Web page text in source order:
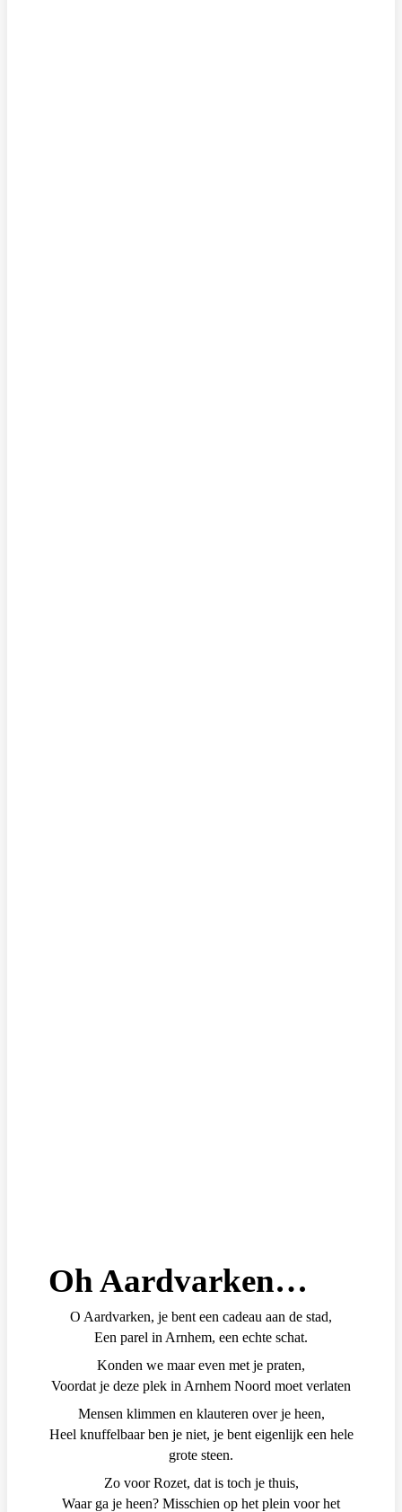
Oh Aardvarken…
O Aardvarken, je bent een cadeau aan de stad,
Een parel in Arnhem, een echte schat.
Konden we maar even met je praten,
Voordat je deze plek in Arnhem Noord moet verlaten
Mensen klimmen en klauteren over je heen,
Heel knuffelbaar ben je niet, je bent eigenlijk een hele
grote steen.
Zo voor Rozet, dat is toch je thuis,
Waar ga je heen? Misschien op het plein voor het